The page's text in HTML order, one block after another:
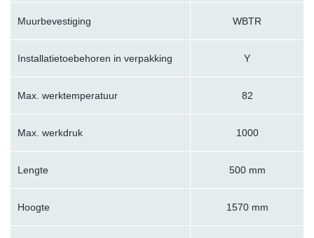
Muurbevestiging WBTR
Installatietoebehoren in verpakking Y
Max. werktemperatuur 82
Max. werkdruk 1000
Lengte 500 mm
Hoogte 1570 mm